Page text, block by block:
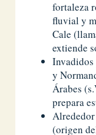
fortaleza
fluvial y
Cale
extiende
Invadidos
y
Árabes
prepara
(origen